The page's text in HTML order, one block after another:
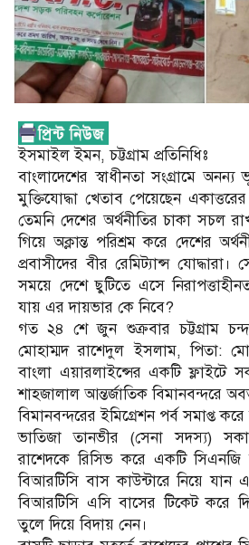
ইসমাইল ইমন, চট্টগ্রাম প্রতিনিধিঃ
বাংলাদেশের স্বাধীনতা সংগ্রামে
মুক্তিযোদ্ধা খেতাব পেয়েছেন
তেমনি দেশের অর্থনীতির চাকা সচল
গিয়ে অক্লান্ত পরিশ্রম করে দেশের
প্রবাসীদের বীর রেমিট্যান্স যোদ্ধারা।
সময়ে দেশে ছুটিতে এসে
যায় এর দায়ভার কে নিবে?
গত ২৪ শে জুন শুক্রবার চট্টগ্রাম
মোহাম্মদ রাশেদুল ইসলাম, পিতা:
বাংলা এয়ারলাইন্সের একটি ফ্লাইটে
শাহজালাল আন্তর্জাতিক বিমানবন্দরে
বিমানবন্দরের ইমিগ্রেশন পর্ব সমাপ্ত
ভাতিজা তানভীর (সেনা সদস্য)
রাশেদকে রিসিভ করে একটি সিএনজি
বিআরটিসি বাস কাউন্টারে নিয়ে যান
বিআরটিসি এসি বাসের টিকেট করে
তুলে দিয়ে বিদায় নেন।